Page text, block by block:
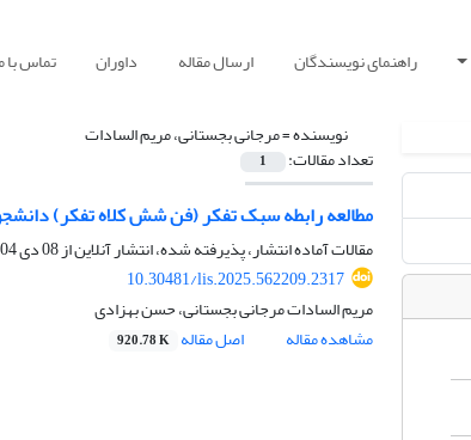
راهنمای نویسندگان ارسال مقاله داوران تماس با
نویسنده =مرجانی بجستانی، مریم السادات
تعداد مقالات: 1
مطالعه رابطه سبک تفکر (فن شش کلاه تفکر)
مقالات آماده انتشار، پذیرفته شده، انتشار آنلاین از08 دی 1404
10.30481/lis.2025.562209.2317
مریم السادات مرجانی بجستانی، حسن بهزادی
مشاهده مقاله
اصل مقاله 920.78 K